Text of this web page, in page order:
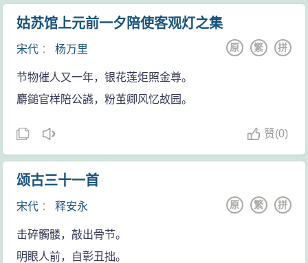
姑苏馆上元前一夕陪使客观灯之集
宋代 ：杨万里 拼
繁
原
节物催人又一年，银花莲炬照金尊。
麝鎚官样陪公讌，粉茧卿风忆故园。
赞(0)
颂古三十一首
宋代 ：释安永 拼
繁
原
击碎髑髅，敲出骨节。
明眼人前，自彰丑拙。